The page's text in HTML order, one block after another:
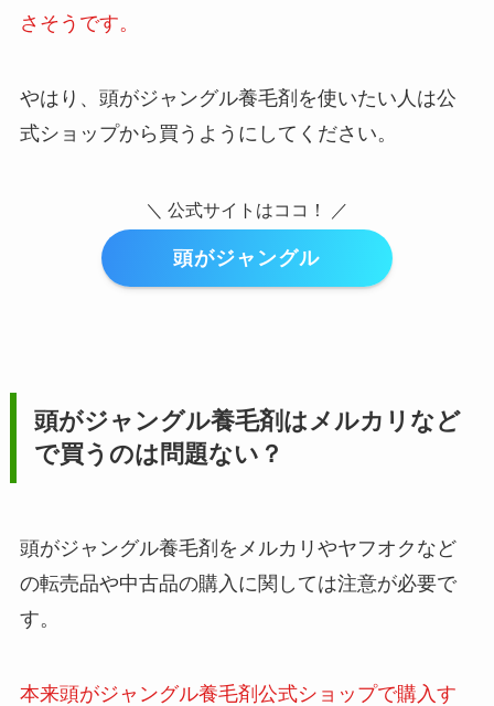
さそうです。
やはり、 頭がジャングル養毛剤 を使いたい人は公
式ショップから買うようにしてください。
＼ 公式サイトはココ！ ／
頭がジャングル
頭がジャングル養毛剤 はメルカリなど
で買うのは問題ない？
頭がジャングル養毛剤をメルカリやヤフオクなど
の転売品や中古品の購入に関しては注意が必要で
す。
本来頭がジャングル養毛剤公式ショップで購入す